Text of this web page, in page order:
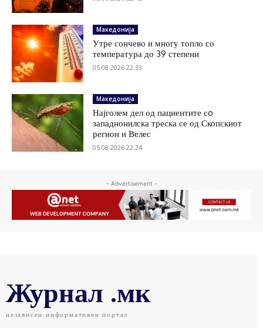
Македонија
Утре сончево и многу топло со
температура до 39 степени
05.08.2026 22:33
Македонија
Најголем дел од пациентите сo
западнонилска треска се од Скопскиот
регион и Велес
05.08.2026 22:24
- Advertisement -
Журнал .мк
независен информативен портал